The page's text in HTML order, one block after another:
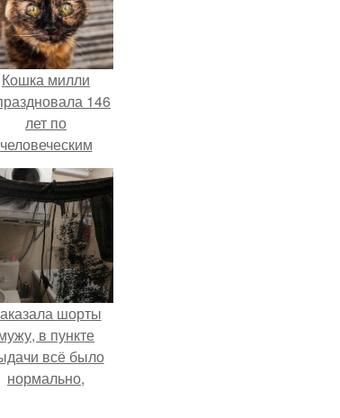
Кошка милли
146
лет по
человеческим
Меркам и
претендует на
звание самой
старой в мире.
шорты
в пункте
всё было
нормально,